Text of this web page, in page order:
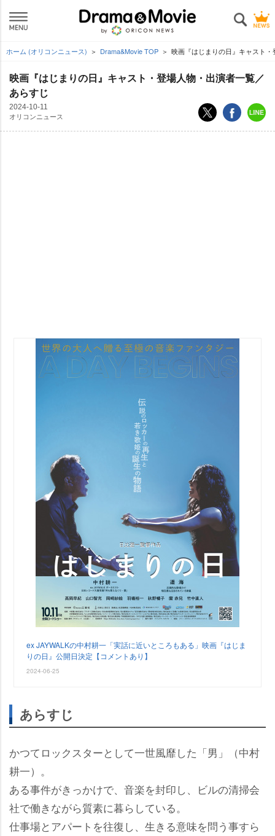
ホーム (オリコンニュース) Drama&Movie TOP 映画『はじまりの日』キャスト
映画『はじまりの日』キャスト・登場人物・出演者一覧／
あらすじ
2024-10-11
オリコンニュース
ex JAYWALKの中村耕一「実話に近いところもある」映画『はじま
りの日』公開日決定【コメントあり】
2024-06-25
あらすじ
かつてロックスターとして一世風靡した「男」（中村
耕一）。
ある事件がきっかけで、音楽を封印し、ビルの清掃会
社で働きながら質素に暮らしている。
仕事場とアパートを往復し、生きる意味を問う事すら